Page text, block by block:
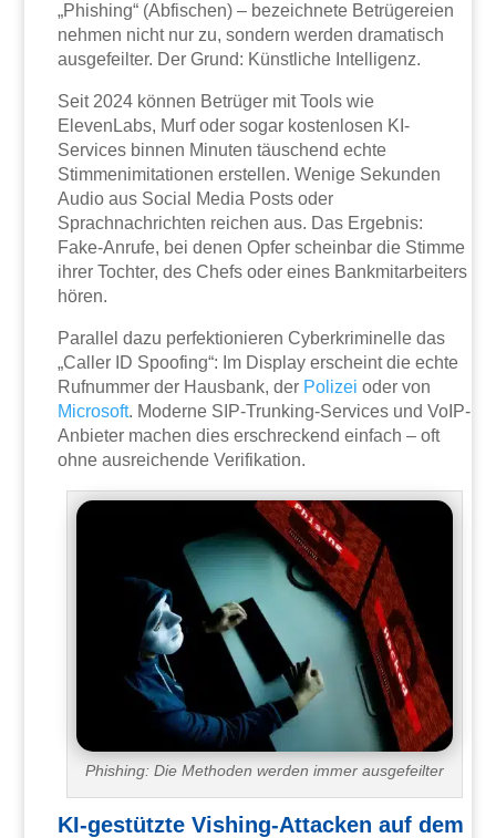
„Phishing“ (Abfischen) – bezeichnete Betrügereien
nehmen nicht nur zu, sondern werden dramatisch
ausgefeilter. Der Grund: Künstliche Intelligenz.
Seit 2024 können Betrüger mit Tools wie
ElevenLabs, Murf oder sogar kostenlosen KI-
Services binnen Minuten täuschend echte
Stimmenimitationen erstellen. Wenige Sekunden
Audio aus Social Media Posts oder
Sprachnachrichten reichen aus. Das Ergebnis:
Fake-Anrufe, bei denen Opfer scheinbar die Stimme
ihrer Tochter, des Chefs oder eines Bankmitarbeiters
hören.
Parallel dazu perfektionieren Cyberkriminelle das
„Caller ID Spoofing“: Im Display erscheint die echte
Rufnummer der Hausbank, der Polizei oder von
Microsoft. Moderne SIP-Trunking-Services und VoIP-
Anbieter machen dies erschreckend einfach – oft
ohne ausreichende Verifikation.
Phishing: Die Methoden werden immer ausgefeilter
KI-gestützte Vishing-Attacken auf dem